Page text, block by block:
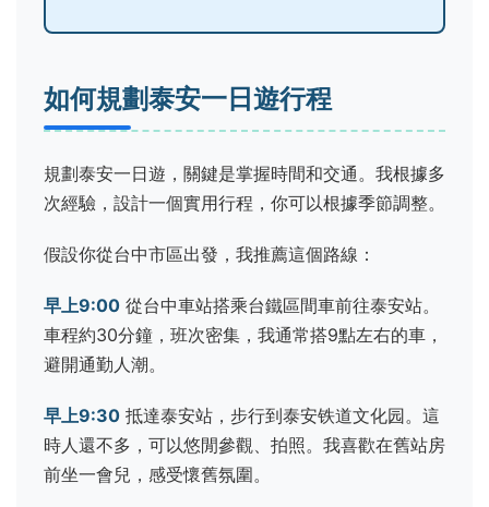
如何規劃泰安一日遊行程
規劃泰安一日遊，關鍵是掌握時間和交通。我根據多
次經驗，設計一個實用行程，你可以根據季節調整。
假設你從台中市區出發，我推薦這個路線：
早上9:00 從台中車站搭乘台鐵區間車前往泰安站。
車程約30分鐘，班次密集，我通常搭9點左右的車，
避開通勤人潮。
早上9:30 抵達泰安站，步行到泰安铁道文化园。這
時人還不多，可以悠閒參觀、拍照。我喜歡在舊站房
前坐一會兒，感受懷舊氛圍。